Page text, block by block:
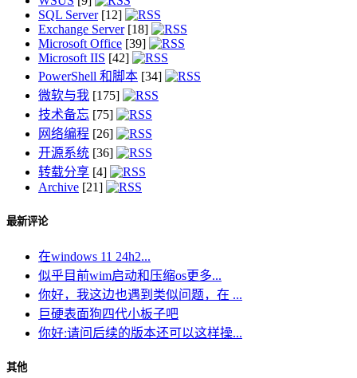
SQL Server[12]
Exchange Server[18]
Microsoft Office [39]
Microsoft IIS [42]
PowerShell 和脚本 [34]
微软与我 [175]
技术备忘 [75]
网络编程 [26]
开源系统 [36]
转载分享 [4]
Archive [21]
最新评论
在windows 11 24h2...
似乎目前wim启动和压缩os更多...
你好，我这边也遇到类似问题，在 ...
巨硬表面狗四代小板子吧
你好:请问后续的版本还可以这样操...
其他